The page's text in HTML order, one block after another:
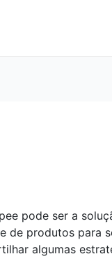
pode ser a
de produtos para
algumas